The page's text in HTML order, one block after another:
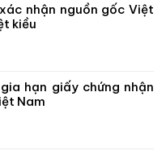
nhận nguồn gốc Việt
kiều
hạn giấy chứng nhận
Nam